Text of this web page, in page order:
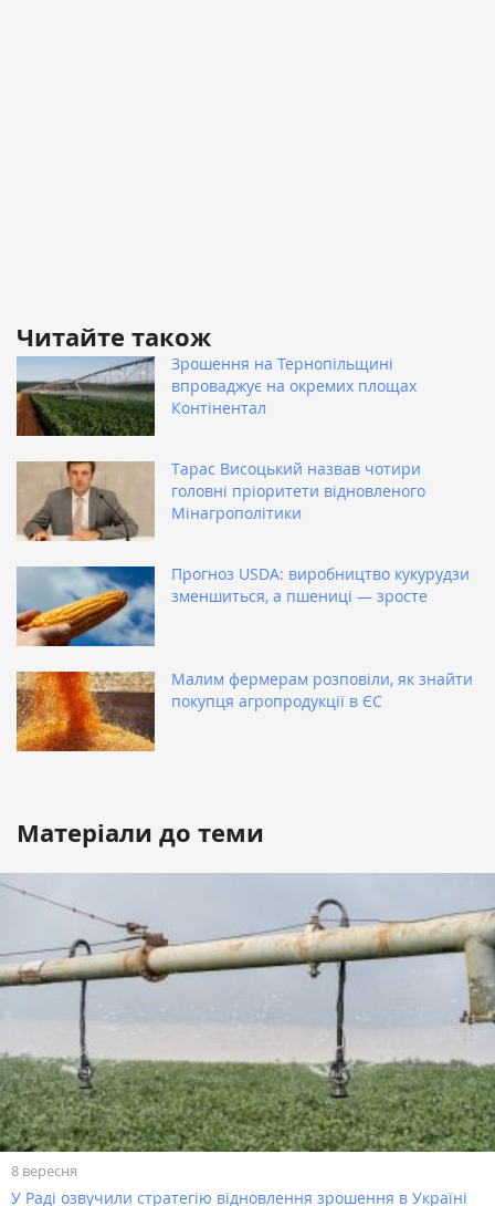
Читайте також
Зрошення на Тернопільщині
впроваджує на окремих площах
Контінентал
Тарас Висоцький назвав чотири
головні пріоритети відновленого
Мінагрополітики
Прогноз USDA: виробництво кукурудзи
зменшиться, а пшениці — зросте
Малим фермерам розповіли, як знайти
покупця агропродукції в ЄС
Матеріали до теми
8 вересня
У Раді озвучили стратегію відновлення зрошення в Україні